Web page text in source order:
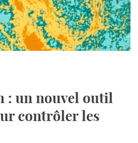
: un nouvel outil
contrôler les